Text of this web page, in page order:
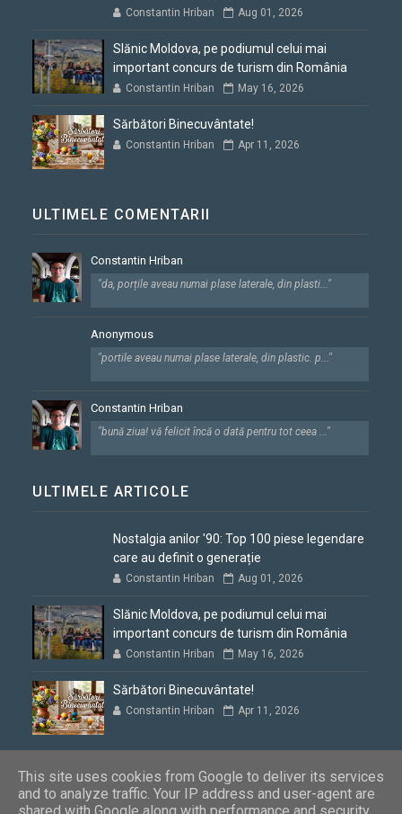
Constantin Hriban Aug 01, 2026
Slănic Moldova, pe podiumul celui mai
important concurs de turism din România
Constantin Hriban May 16, 2026
Sărbători Binecuvântate!
Constantin Hriban Apr 11, 2026
ULTIMELE COMENTARII
Constantin Hriban
"da, porțile aveau numai plase laterale, din plasti..."
Anonymous
"portile aveau numai plase laterale, din plastic. p..."
Constantin Hriban
"bună ziua! vă felicit încă o dată pentru tot ceea ..."
ULTIMELE ARTICOLE
Nostalgia anilor '90: Top 100 piese legendare
care au definit o generație
Constantin Hriban Aug 01, 2026
Slănic Moldova, pe podiumul celui mai
important concurs de turism din România
Constantin Hriban May 16, 2026
Sărbători Binecuvântate!
Constantin Hriban Apr 11, 2026
This site uses cookies from Google to deliver its services
and to analyze traffic. Your IP address and user-agent are